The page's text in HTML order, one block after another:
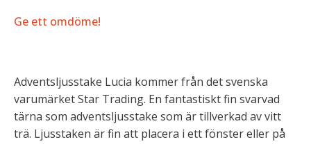
Ge ett omdöme!
Adventsljusstake Lucia kommer från det svenska
varumärket Star Trading. En fantastiskt fin svarvad
tärna som adventsljusstake som är tillverkad av vitt
trä. Ljusstaken är fin att placera i ett fönster eller på